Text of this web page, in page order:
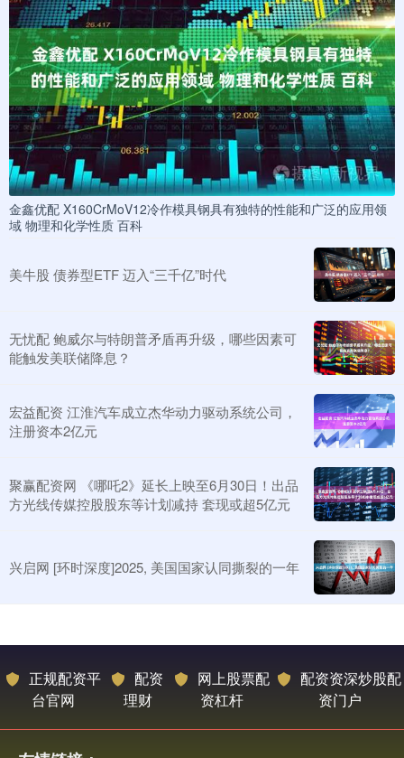
金鑫优配 X160CrMoV12冷作模具钢具有独特的性能和广泛的应用领
域 物理和化学性质 百科
美牛股 债券型ETF 迈入“三千亿”时代
无忧配 鲍威尔与特朗普矛盾再升级，哪些因素可
能触发美联储降息？
宏益配资 江淮汽车成立杰华动力驱动系统公司，
注册资本2亿元
聚赢配资网 《哪吒2》延长上映至6月30日！出品
方光线传媒控股股东等计划减持 套现或超5亿元
兴启网 [环时深度]2025, 美国国家认同撕裂的一年
正规配资平
台官网
配资
理财
网上股票配
资杠杆
配资资深炒股配
资门户